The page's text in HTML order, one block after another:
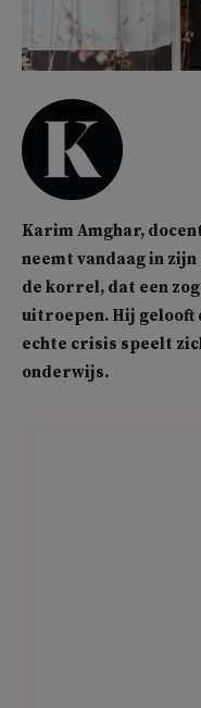
Karim Amghar,
neemt vandaag in zijn
de korrel, dat een
uitroepen. Hij gelooft
echte crisis speelt
onderwijs.